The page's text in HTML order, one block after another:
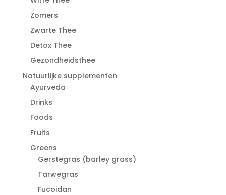
Zomers
Zwarte Thee
Detox Thee
Gezondheidsthee
Natuurlijke supplementen
Ayurveda
Drinks
Foods
Fruits
Greens
Gerstegras (barley grass)
Tarwegras
Fucoidan